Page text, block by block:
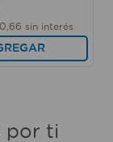
66 sin interés
por ti